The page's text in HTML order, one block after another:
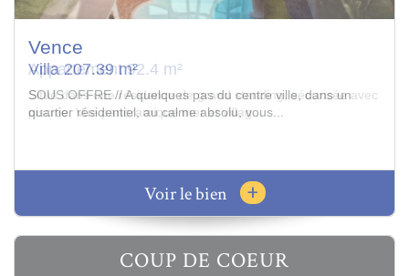
Vence
Appartement 92.4 m²
Situé dans une résidence de grand standing, sécurisée avec
piscine. Vue panoramique mer et villag...
Voir le bien +
COUP DE COEUR